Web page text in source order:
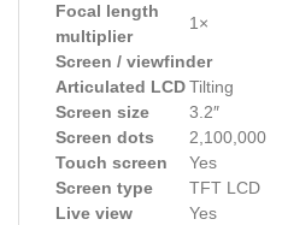
Focal length
multiplier
1×
Screen / viewfinder
Articulated LCDTilting
Screen size
3.2″
Screen dots
2,100,000
Touch screen
Yes
Screen type
TFT LCD
Live view
Yes